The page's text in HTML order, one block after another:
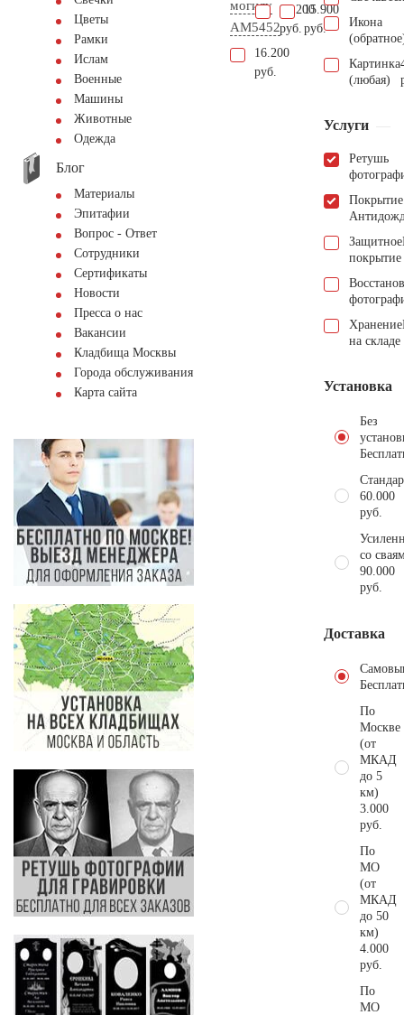
Цветы
Рамки
Ислам
Военные
Машины
Животные
Одежда
Блог
Материалы
Эпитафии
Вопрос - Ответ
Сотрудники
Сертификаты
Новости
Пресса о нас
Вакансии
Кладбища Москвы
Города обслуживания
Карта сайта
могилу
AM5452
16.200
руб.
91.200
руб.
15.900
руб.
Икона
Картинка
(любая)
Услуги
Ретушь
Покрытие
Защитное
покрытие
Хранение
на складе
Установка
Без
60.000
руб.
со
90.000
руб.
Доставка
По
Москве
(от
МКАД
до 5
км)
3.000
руб.
По
МО
(от
МКАД
до 50
км)
4.000
руб.
По
МО